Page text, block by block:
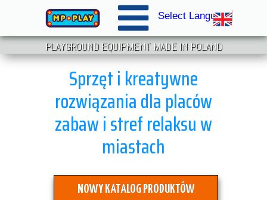
NOWY KATALOG PRODUKTÓW
Sprzęt i kreatywne
rozwiązania dla placów
zabaw i stref relaksu w
miastach
Select Language
PLAYGROUND EQUIPMENT MADE IN POLAND